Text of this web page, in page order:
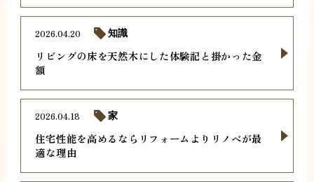
リビングの床を天然木にした体験記と掛かった金
額
2026.04.20 知識
住宅性能を高めるならリフォームよりリノベが最
適な理由
2026.04.18 家